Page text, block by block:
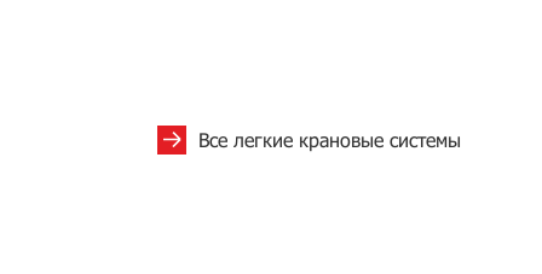
Все легкие крановые системы